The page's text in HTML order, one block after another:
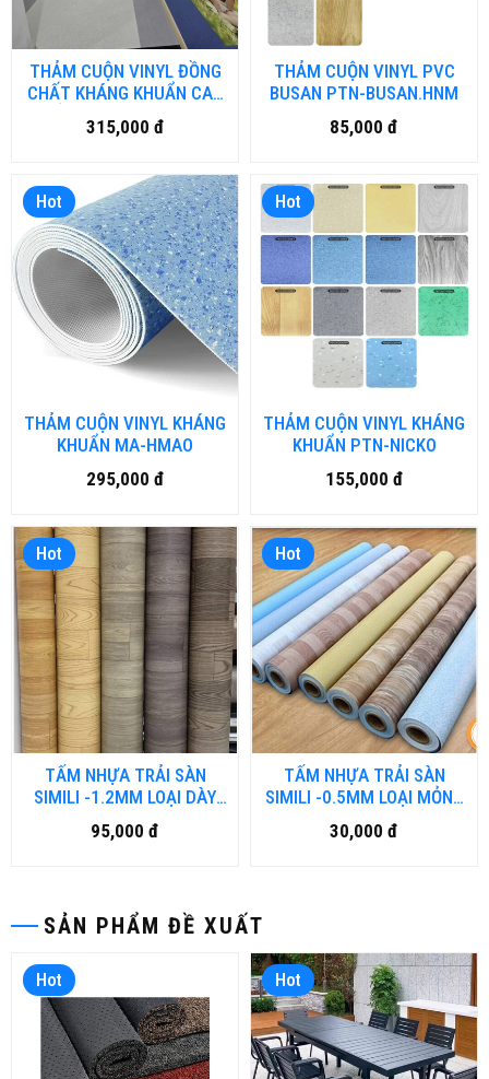
SẢN PHẨM ĐỀ XUẤT
Hot Hot
THẢM CUỘN VINYL ĐỒNG
CHẤT KHÁNG KHUẨN CAO
CẤP MA-HMAO.HM-DN
315,000 đ
THẢM CUỘN VINYL PVC
BUSAN PTN-BUSAN.HNM
85,000 đ
Hot
THẢM CUỘN VINYL KHÁNG
KHUẨN MA-HMAO
295,000 đ
Hot
THẢM CUỘN VINYL KHÁNG
KHUẨN PTN-NICKO
155,000 đ
Hot
TẤM NHỰA TRẢI SÀN
SIMILI -1.2MM LOẠI DÀY
VN-DN
95,000 đ
Hot
TẤM NHỰA TRẢI SÀN
SIMILI -0.5MM LOẠI MỎNG
VN.DN
30,000 đ